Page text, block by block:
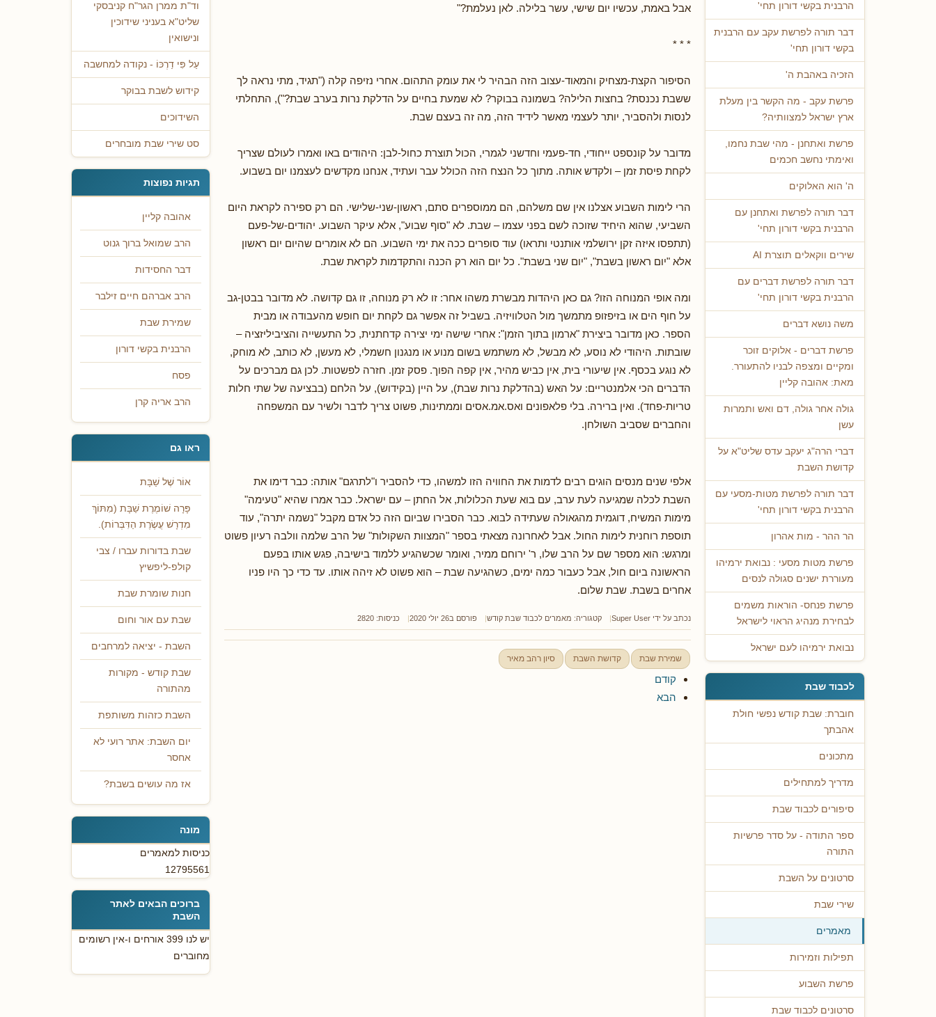
הרבנית בקשי דורון תחי'
דבר תורה לפרשת עקב עם הרבנית
בקשי דורון תחי'
הזכיה באהבת ה'
פרשת עקב - מה הקשר בין מעלת
ארץ ישראל למצוותיה?
פרשת ואתחנן - מהי שבת נחמו,
ואימתי נחשב חכמים
ה' הוא האלוקים
דבר תורה לפרשת ואתחנן עם
הרבנית בקשי דורון תחי'
שירים ווקאלים תוצרת AI
דבר תורה לפרשת דברים עם
הרבנית בקשי דורון תחי'
משה נושא דברים
פרשת דברים - אלוקים זוכר
ומקיים ומצפה לבניו להתעורר.
מאת: אהובה קליין
גולה אחר גולה, דם ואש ותמרות
עשן
דברי הרה"ג יעקב עדס שליט"א על
קדושת השבת
דבר תורה לפרשת מטות-מסעי עם
הרבנית בקשי דורון תחי'
הר ההר - מות אהרון
פרשת מטות מסעי : נבואת ירמיהו
מעוררת ישנים סגולה לנסים
פרשת פנחס- הוראות משמים
לבחירת מנהיג הראוי לישראל
נבואת ירמיהו לעם ישראל
לכבוד שבת
חוברת: שבת קודש נפשי חולת
אהבתך
מתכונים
מדריך למתחילים
סיפורים לכבוד שבת
ספר התודה - על סדר פרשיות
התורה
סרטונים על השבת
שירי שבת
מאמרים
תפילות וזמירות
פרשת השבוע
סרטונים לכבוד שבת
אבל באמת, עכשיו יום שישי, עשר בלילה. לאן נעלמת?"
* * *
הסיפור הקצת-מצחיק והמאוד-עצוב הזה הבהיר לי את עומק התהום. אחרי נזיפה קלה ("תגיד, מתי נראה לך
ששבת נכנסת? בחצות הלילה? בשמונה בבוקר? לא שמעת בחיים על הדלקת נרות בערב שבת?"), התחלתי
לנסות ולהסביר, יותר לעצמי מאשר לידיד הזה, מה זה בעצם שבת.
מדובר על קונספט ייחודי, חד-פעמי וחדשני לגמרי, הכול תוצרת כחול-לבן: היהודים באו ואמרו לעולם שצריך
לקחת פיסת זמן – ולקדש אותה. מתוך כל הנצח הזה הכולל עבר ועתיד, אנחנו מקדשים לעצמנו יום בשבוע.
הרי לימות השבוע אצלנו אין שם משלהם, הם ממוספרים סתם, ראשון-שני-שלישי. הם רק ספירה לקראת היום
השביעי, שהוא היחיד שזוכה לשם בפני עצמו – שבת. לא "סוף שבוע", אלא עיקר השבוע. יהודים-של-פעם
(תתפסו איזה זקן ירושלמי אותנטי ותראו) עוד סופרים ככה את ימי השבוע. הם לא אומרים שהיום יום ראשון
אלא "יום ראשון בשבת", "יום שני בשבת". כל יום הוא רק הכנה והתקדמות לקראת שבת.
ומה אופי המנוחה הזו? גם כאן היהדות מבשרת משהו אחר: זו לא רק מנוחה, זו גם קדושה. לא מדובר בבטן-גב
על חוף הים או בזיפזופ מתמשך מול הטלוויזיה. בשביל זה אפשר גם לקחת יום חופש מהעבודה או מבית
הספר. כאן מדובר ביצירת "ארמון בתוך הזמן": אחרי שישה ימי יצירה קדחתנית, כל התעשייה והציביליזציה –
שובתות. היהודי לא נוסע, לא מבשל, לא משתמש בשום מנוע או מנגנון חשמלי, לא מעשן, לא כותב, לא מוחק,
לא נוגע בכסף. אין שיעורי בית, אין כביש מהיר, אין קפה הפוך. פסק זמן. חזרה לפשטות. לכן גם מברכים על
הדברים הכי אלמנטריים: על האש (בהדלקת נרות שבת), על היין (בקידוש), על הלחם (בבציעה של שתי חלות
טריות-פחד). ואין ברירה. בלי פלאפונים ואס.אמ.אסים וממתינות, פשוט צריך לדבר ולשיר עם המשפחה
והחברים שסביב השולחן.
אלפי שנים מנסים הוגים רבים לדמות את החוויה הזו למשהו, כדי להסביר ו"לתרגם" אותה: כבר דימו את
השבת לכלה שמגיעה לעת ערב, עם בוא שעת הכלולות, אל החתן – עם ישראל. כבר אמרו שהיא "טעימה"
מימות המשיח, דוגמית מהגאולה שעתידה לבוא. כבר הסבירו שביום הזה כל אדם מקבל "נשמה יתרה", עוד
תוספת רוחנית לימות החול. אבל לאחרונה מצאתי בספר "המצוות השקולות" של הרב שלמה וולבה רעיון פשוט
ומרגש: הוא מספר שם על הרב שלו, ר' ירוחם ממיר, ואומר שכשהגיע ללמוד בישיבה, פגש אותו בפעם
הראשונה ביום חול, אבל כעבור כמה ימים, כשהגיעה שבת – הוא פשוט לא זיהה אותו. עד כדי כך היו פניו
אחרים בשבת. שבת שלום.
נכתב על ידי Super User קטגוריה: מאמרים לכבוד שבת קודש פורסם ב26 יולי 2020 כניסות: 2820
שמירת שבת קדושת השבת סיון רהב מאיר
קודם
הבא
וד"ת ממרן הגר"ח קניבסקי
שליט"א בעניני שידוכין
ונישואין
עַל פִּי דַרְכּוֹ - נקודה למחשבה
קידוש לשבת בבוקר
השידוכים
סט שירי שבת מובחרים
תגיות נפוצות
אהובה קליין
הרב שמואל ברוך גנוט
דבר החסידות
הרב אברהם חיים זילבר
שמירת שבת
הרבנית בקשי דורון
פסח
הרב אריה קרן
ראו גם
אוֹר שֶׁל שַׁבָּת
פָּרָה שׁוֹמֶרֶת שַׁבָּת (מִתּוֹךְ
מִדְרָשׁ עֲשֶׂרֶת הַדִּבְּרוֹת).
שבת בדורות עברו / צבי
קולפ-ליפשיץ
חנות שומרת שבת
שבת עם אור וחום
השבת - יציאה למרחבים
שבת קודש - מקורות
מהתורה
השבת כזהות משותפת
יום השבת: אתר רועי לא
אחסר
אז מה עושים בשבת?
מונה
כניסות למאמרים
12795561
ברוכים הבאים לאתר
השבת
יש לנו 399 אורחים ו-אין רשומים
מחוברים